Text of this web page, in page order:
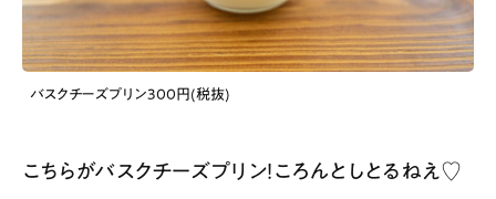
バスクチーズプリン​300円(税抜)
こちらがバスクチーズプリン！ころんとしとるねえ♡